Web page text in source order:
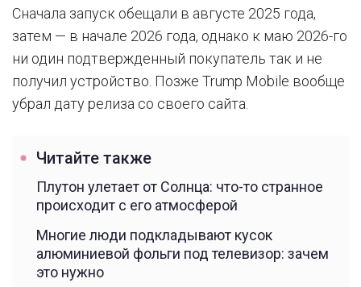
Сначала запуск обещали в августе 2025 года,
затем — в начале 2026 года, однако к маю 2026-го
ни один подтвержденный покупатель так и не
получил устройство. Позже Trump Mobile вообще
убрал дату релиза со своего сайта.
Читайте также
Плутон улетает от Солнца: что-то странное
происходит с его атмосферой
Многие люди подкладывают кусок
алюминиевой фольги под телевизор: зачем
это нужно